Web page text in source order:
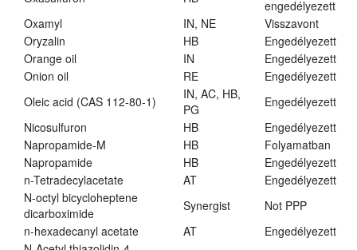
engedélyezett
Oxamyl
IN, NE
Visszavont
Oryzalin
HB
Engedélyezett
Orange oil
IN
Engedélyezett
Onion oil
RE
Engedélyezett
Oleic acid (CAS 112-80-1)
IN, AC, HB,
PG
Engedélyezett
Nicosulfuron
HB
Engedélyezett
Napropamide-M
HB
Folyamatban
Napropamide
HB
Engedélyezett
n-Tetradecylacetate
AT
Engedélyezett
N-octyl bicycloheptene
dicarboximide
Synergist
Not PPP
n-hexadecanyl acetate
AT
Engedélyezett